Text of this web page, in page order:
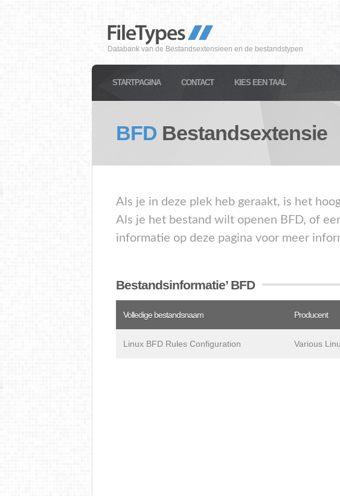
Databank van de Bestandsextensieen en de bestandstypen
STARTPAGINA CONTACT KIES EEN TAAL
BFD Bestandsextensie
Als je in deze plek heb geraakt, is het
Als je het bestand wilt openen BFD, of
informatie op deze pagina voor meer
Bestandsinformatie’ BFD
Volledige bestandsnaam Producent
Linux BFD Rules Configuration Various